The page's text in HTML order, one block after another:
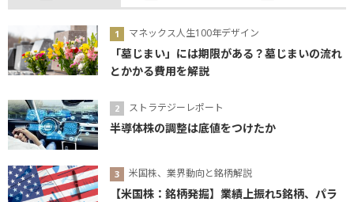
マネックス人生100年デザイン
「墓じまい」には期限がある？墓じまいの流れ
とかかる費用を解説
ストラテジーレポート
半導体株の調整は底値をつけたか
米国株、業界動向と銘柄解説
【米国株：銘柄発掘】業績上振れ5銘柄、パラ